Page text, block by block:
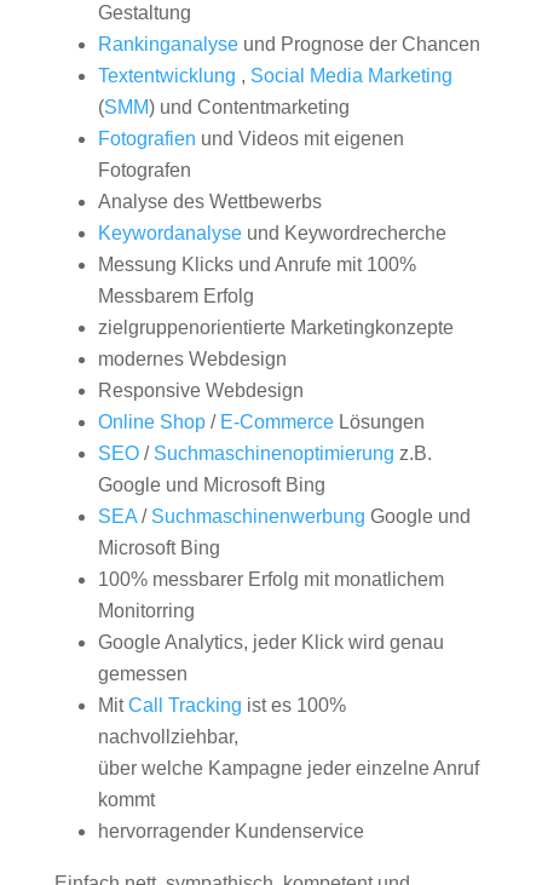
Gestaltung
Rankinganalyseund Prognose der Chancen
Textentwicklung , Social Media Marketing
(SMM) und Contentmarketing
Fotografien und Videos mit eigenen
Fotografen
Analyse des Wettbewerbs
Keywordanalyseund Keywordrecherche
Messung Klicks und Anrufe mit 100%
Messbarem Erfolg
zielgruppenorientierte Marketingkonzepte
modernes Webdesign
Responsive Webdesign
Online Shop/ E-CommerceLösungen
SEO/ Suchmaschinenoptimierung z.B.
Google und Microsoft Bing
SEA/ Suchmaschinenwerbung Google und
Microsoft Bing
100% messbarer Erfolg mit monatlichem
Monitorring
Google Analytics, jeder Klick wird genau
gemessen
MitCall Tracking ist es 100%
nachvollziehbar,
über welche Kampagne jeder einzelne Anruf
kommt
hervorragender Kundenservice